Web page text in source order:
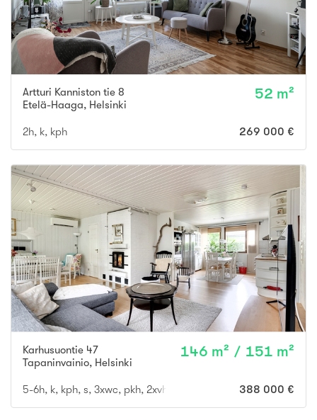
Artturi Kanniston tie 8
Etelä-Haaga, Helsinki
52 m²
2h, k, kph 269 000 €
Karhusuontie 47
Tapaninvainio, Helsinki
146 m² / 151 m²
5-6h, k, kph, s, 3xwc, pkh, 2xvh,erkkeri, kuistit, 2x ulkovar.
388 000 €